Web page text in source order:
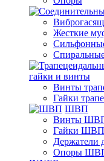
Жесткие
гайки и винты
Винты
Гайки
ШВП
Винты
Гайки ШВП
Держатели
Опоры